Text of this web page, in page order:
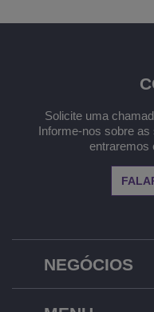
NEGÓCIOS
Solicite uma
Informe-nos sobre
entraremos